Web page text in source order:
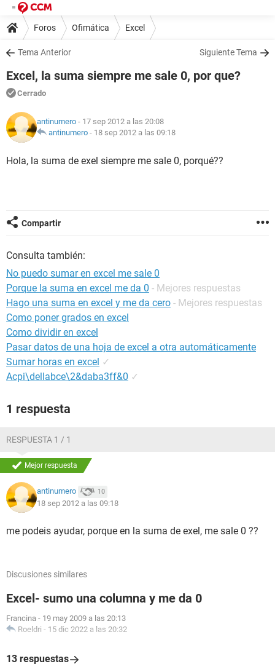
Foros Ofimática Excel
Tema Anterior Siguiente Tema
Excel, la suma siempre me sale 0, por que?
Cerrado
antinumero - 17 sep 2012 a las 20:08
antinumero - 18 sep 2012 a las 09:18
Hola, la suma de exel siempre me sale 0, porqué??
Compartir
Consulta también:
No puedo sumar en excel me sale 0
Porque la suma en excel me da 0 - Mejores respuestas
Hago una suma en excel y me da cero - Mejores respuestas
Como poner grados en excel
Como dividir en excel
Pasar datos de una hoja de excel a otra automáticamente
Sumar horas en excel ✓
Acpi\dellabce\2&daba3ff&0 ✓
1 respuesta
RESPUESTA 1 / 1
Mejor respuesta
antinumero 10
18 sep 2012 a las 09:18
me podeis ayudar, porque en la suma de exel, me sale 0 ??
Discusiones similares
Excel- sumo una columna y me da 0
Francina - 19 may 2009 a las 20:13
Roeldri - 15 dic 2022 a las 20:32
13 respuestas